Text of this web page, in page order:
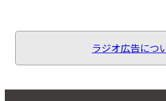
ラジオ広告につ